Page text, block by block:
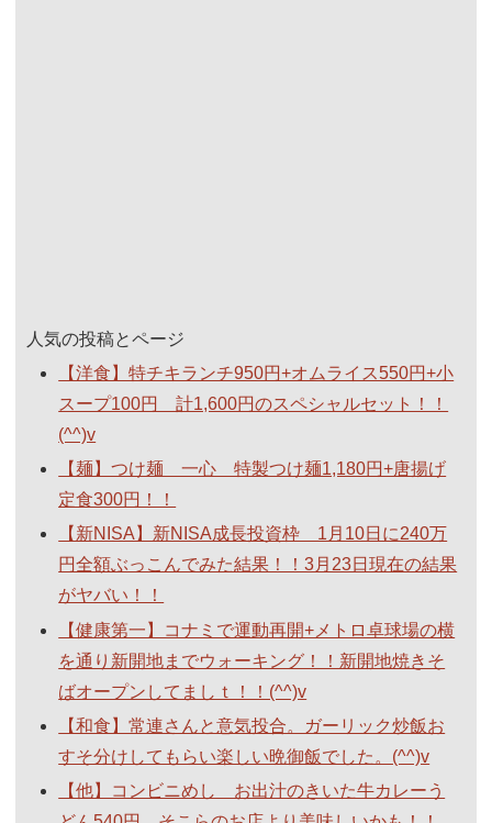
人気の投稿とページ
【洋食】特チキランチ950円+オムライス550円+小
スープ100円 計1,600円のスペシャルセット！！
(^^)v
【麺】つけ麺 一心 特製つけ麺1,180円+唐揚げ
定食300円！！
【新NISA】新NISA成長投資枠 1月10日に240万
円全額ぶっこんでみた結果！！3月23日現在の結果
がヤバい！！
【健康第一】コナミで運動再開+メトロ卓球場の横
を通り新開地までウォーキング！！新開地焼きそ
ばオープンしてましｔ！！(^^)v
【和食】常連さんと意気投合。ガーリック炒飯お
すそ分けしてもらい楽しい晩御飯でした。(^^)v
【他】コンビニめし お出汁のきいた牛カレーう